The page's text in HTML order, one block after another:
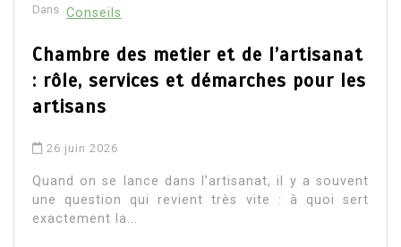
Dans Conseils
Chambre des metier et de l’artisanat
: rôle, services et démarches pour les
artisans
26 juin 2026
Quand on se lance dans l’artisanat, il y a souvent
une question qui revient très vite : à quoi sert
exactement la...